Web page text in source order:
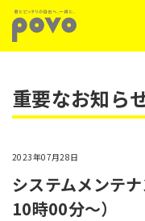
重要なお知ら
2023年07月28日
システムメンテ
10時00分～）